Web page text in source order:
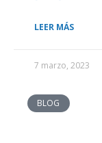
LEER MÁS
7 marzo, 2023
BLOG